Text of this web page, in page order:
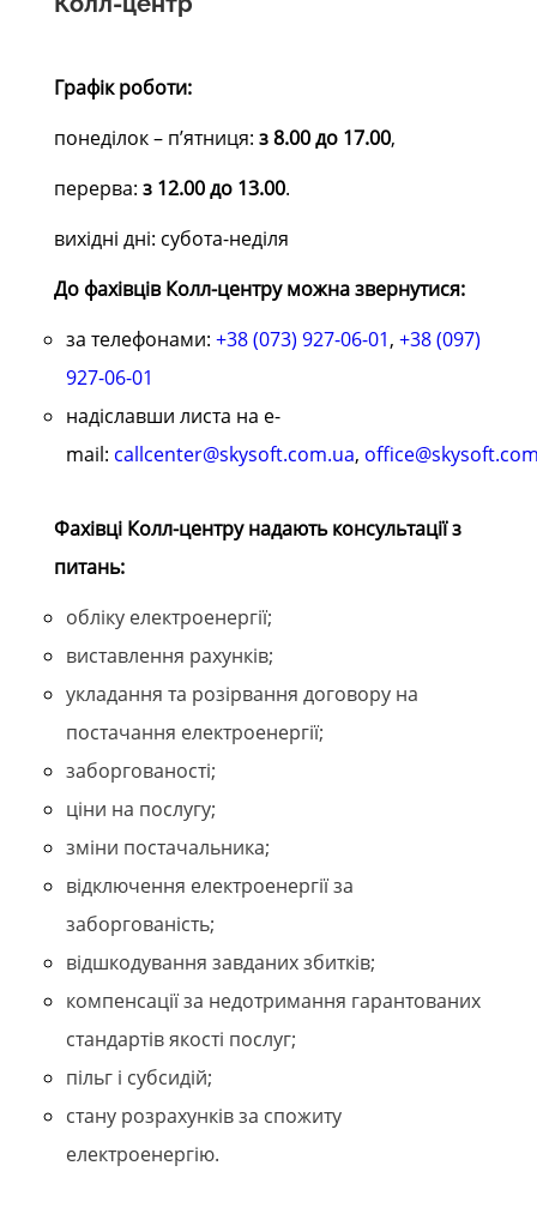
Графік роботи:
понеділок – п’ятниця: з 8.00 до 17.00,
перерва: з 12.00 до 13.00.
вихідні дні: субота-неділя
До фахівців Колл-центру можна звернутися:
за телефонами: +38 (073) 927-06-01, +38 (097)
927-06-01
надіславши листа на е-
mail: callcenter@skysoft.com.ua,
Фахівці Колл-центру надають консультації з
питань:
обліку електроенергії;
виставлення рахунків;
укладання та розірвання договору на
постачання електроенергії;
заборгованості;
ціни на послугу;
зміни постачальника;
відключення електроенергії за
заборгованість;
відшкодування завданих збитків;
компенсації за недотримання гарантованих
стандартів якості послуг;
пільг і субсидій;
стану розрахунків за спожиту
електроенергію.